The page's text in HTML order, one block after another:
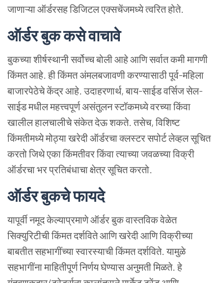
जाणाऱ्याऑर्डरसहडिजिटलएक्सचेंजमध्येत्वरितहोते.
ऑर्डरबुककसेवाचावे
बुकच्याशीर्षस्थानीसर्वोच्चबोलीआहेआणिसर्वातकमीमागणी
किंमतआहे. हीकिंमतअंमलबजावणीकरण्यासाठीपूर्व-महिला
बाजारपेठेचेकेंद्रआहे. उदाहरणार्थ, बाय-साईडवर्सिजसेल-
साईडमधीलमहत्त्वपूर्णअसंतुलनस्टॉकमध्येवरच्याकिंवा
खालीलहालचालीचेसंकेतदेऊशकते. तसेच, विशिष्ट
किंमतीमध्येमोठ्याखरेदीऑर्डरचाक्लस्टरसपोर्टलेव्हलसूचित
करतोजिथेएकाकिंमतीवरकिंवात्याच्याजवळच्याविक्री
ऑर्डरचाभरप्रतिबंधाचाक्षेत्रसूचितकरतो.
ऑर्डरबुकचेफायदे
यापूर्वीनमूदकेल्याप्रमाणेऑर्डरबुकवास्तविकवेळेत
सिक्युरिटीचीकिंमतदर्शवितेआणिखरेदीआणिविक्रीच्या
बाबतीतसहभागींच्यास्वारस्याचीकिंमतदर्शविते. यामुळे
सहभागींनामाहितीपूर्णनिर्णयघेण्यासअनुमतीमिळते. हे